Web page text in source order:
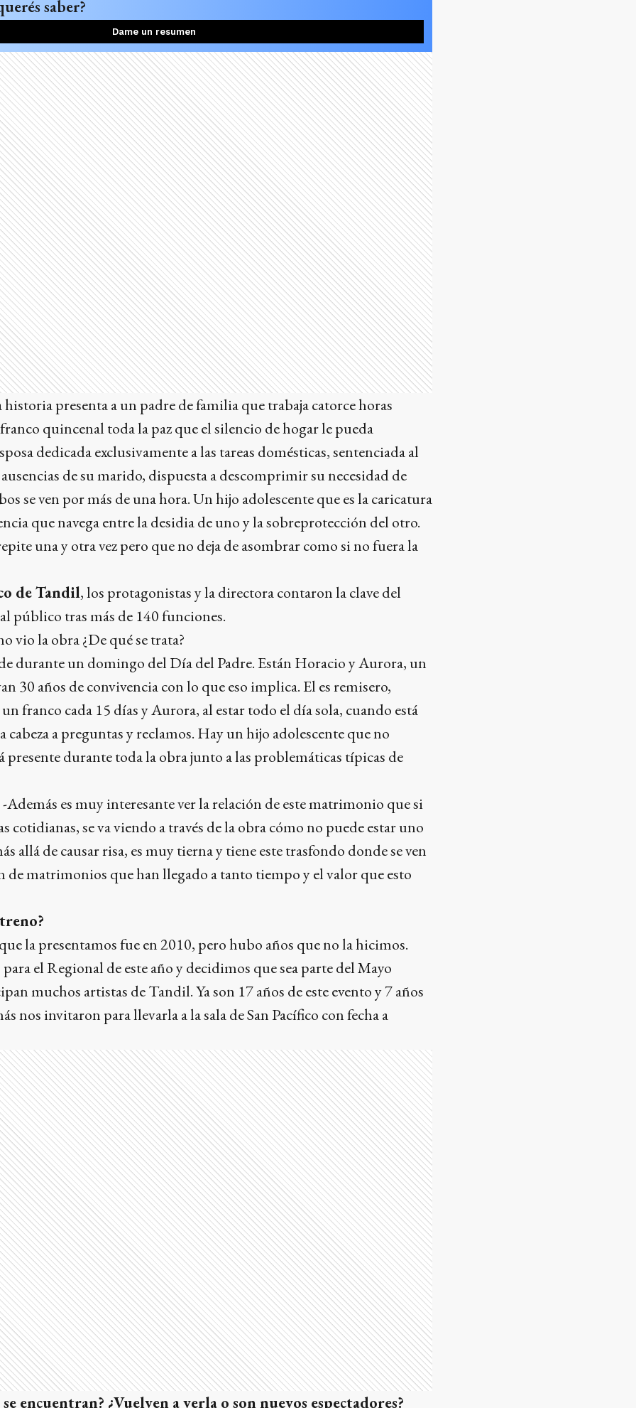
saber?
Dame un resumen
presenta a un padre de familia que trabaja catorce horas
quincenal toda la paz que el silencio de hogar le pueda
dedicada exclusivamente a las tareas domésticas, sentenciada al
de su marido, dispuesta a descomprimir su necesidad de
se ven por más de una hora. Un hijo adolescente que es la caricatura
que navega entre la desidia de uno y la sobreprotección del otro.
una y otra vez pero que no deja de asombrar como si no fuera la
de Tandil, los protagonistas y la directora contaron la clave del
público tras más de 140 funciones.
vio la obra ¿De qué se trata?
durante un domingo del Día del Padre. Están Horacio y Aurora, un
30 años de convivencia con lo que eso implica. El es remisero,
franco cada 15 días y Aurora, al estar todo el día sola, cuando está
a preguntas y reclamos. Hay un hijo adolescente que no
presente durante toda la obra junto a las problemáticas típicas de
Además es muy interesante ver la relación de este matrimonio que si
cotidianas, se va viendo a través de la obra cómo no puede estar uno
allá de causar risa, es muy tierna y tiene este trasfondo donde se ven
de matrimonios que han llegado a tanto tiempo y el valor que esto
la presentamos fue en 2010, pero hubo años que no la hicimos.
el Regional de este año y decidimos que sea parte del Mayo
muchos artistas de Tandil. Ya son 17 años de este evento y 7 años
nos invitaron para llevarla a la sala de San Pacífico con fecha a
encuentran? ¿Vuelven a verla o son nuevos espectadores?